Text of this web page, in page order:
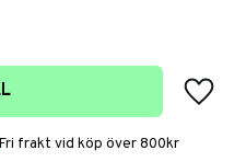
Lägg
Fri frakt vid köp över 800kr